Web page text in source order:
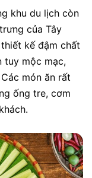
khu du lịch còn
của Tây
kế đậm chất
tuy mộc mạc,
món ăn rất
ống tre, cơm